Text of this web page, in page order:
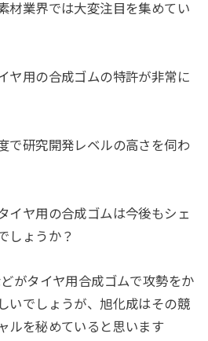
材業界では大変注目を集めてい
ヤ用の合成ゴムの特許が非常に
で研究開発レベルの高さを伺わ
イヤ用の合成ゴムは今後もシェ
しょうか？
がタイヤ用合成ゴムで攻勢をか
いでしょうが、旭化成はその競
ルを秘めていると思います